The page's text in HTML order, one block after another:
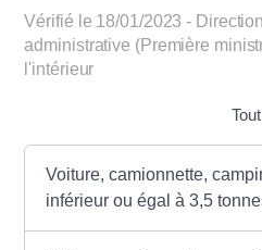
Vérifié le 18/01/2023 -
administrative (Première
l'intérieur
Voiture, camionnette,
inférieur ou égal à 3,5